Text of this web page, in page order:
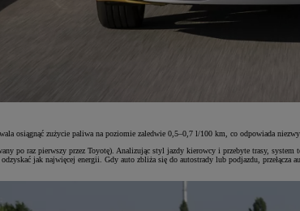
osiągnąć zużycie paliwa na poziomie zaledwie 0,5–0,7 l/100 km, co odpowiada
po raz pierwszy przez Toyotę). Analizując styl jazdy kierowcy i przebyte trasy,
jak najwięcej energii. Gdy auto zbliża się do autostrady lub podjazdu,